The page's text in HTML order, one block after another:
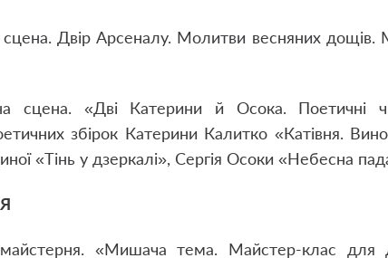
Двір Арсеналу. Молитви весняних дощів.
сцена. «Дві Катерини й Осока. Поетичні
збірок Катерини Калитко «Катівня.
«Тінь у дзеркалі», Сергія Осоки «Небесна
«Мишача тема. Майстер-клас для